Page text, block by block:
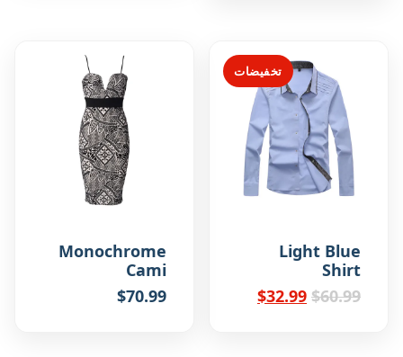
تخفيضات
Light Blue
Shirt
$60.99
السعر$32.99 السعر
Monochrome
Cami
$70.99